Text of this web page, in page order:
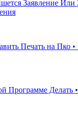
Заявление Или
Печать на Пко •
Программе Делать